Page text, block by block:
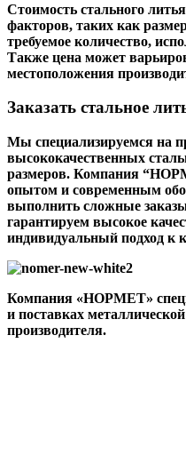
Стоимость стального
факторов, таких как
требуемое количество,
Также цена может
местоположения
Заказать стальное
Мы специализируемся на
высококачественных
размеров. Компания
опытом и современным
выполнить сложные
гарантируем высокое
индивидуальный подход к
Компания «НОРМЕТ»
и поставках
производителя.